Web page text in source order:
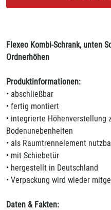
Flexeo Kombi-Schrank, unten
Ordnerhöhen
Produktinformationen:
• abschließbar
• fertig montiert
• integrierte Höhenverstellung
Bodenunebenheiten
• als Raumtrennelement
• mit Schiebetür
• hergestellt in Deutschland
• Verpackung wird wieder
Daten & Fakten: